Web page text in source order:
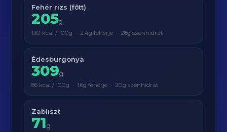
Fehér rizs (főtt)
205g
130 kcal / 100g · 2.4g fehérje · 28g szénhidrát
Édesburgonya
309g
86 kcal / 100g · 1.6g fehérje · 20g szénhidrát
Zabliszt
71g